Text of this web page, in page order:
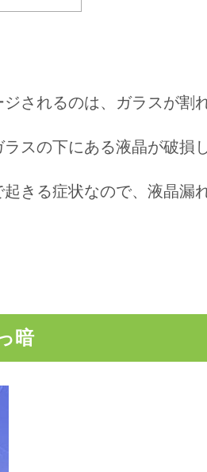
されるのは、ガラスが割
スの下にある液晶が破損
起きる症状なので、液晶漏
暗